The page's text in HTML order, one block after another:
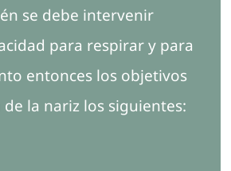
se debe intervenir
para respirar y para
entonces los objetivos
la nariz los siguientes: